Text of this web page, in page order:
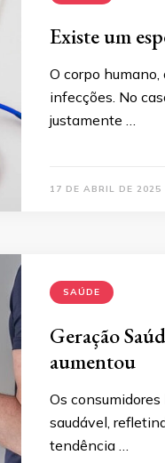
Existe um
O corpo
infecções. No
justamente …
17 DE ABRIL DE 2025
SAÚDE
Geração
aumentou
Os
saudável,
tendência …